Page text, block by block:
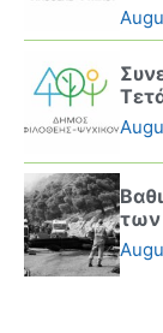
των